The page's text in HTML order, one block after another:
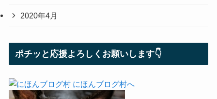
2020年4月
ポチッと応援よろしくお願いします👇